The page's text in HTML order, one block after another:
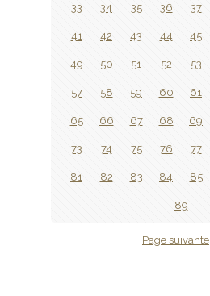
33 34 35 36 37
41 42 43 44 45
49 50 51 52 53
57 58 59 60 61
65 66 67 68 69
73 74 75 76 77
81 82 83 84 85
89
Page suivante